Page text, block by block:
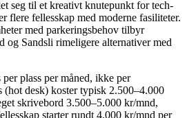
seg til et kreativt knutepunkt for tech-
flere fellesskap med moderne fasiliteter.
med parkeringsbehov tilbyr
og Sandsli rimeligere alternativer med
plass per måned, ikke per
(hot desk) koster typisk 2.500–4.000
skrivebord 3.500–5.000 kr/mnd,
starter rundt 4.000 kr/mnd per